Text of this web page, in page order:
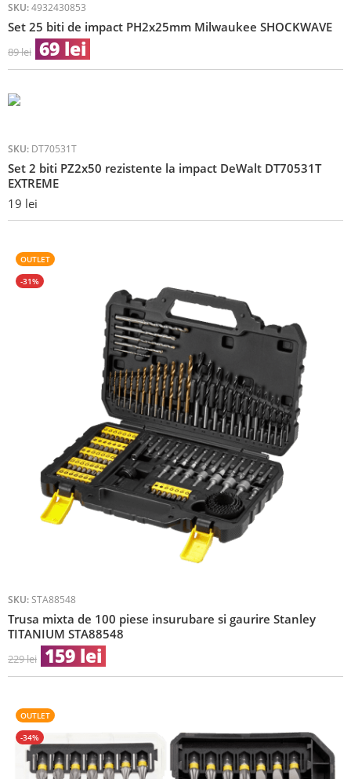
SKU: 4932430853
Set 25 biti de impact PH2x25mm Milwaukee SHOCKWAVE
89lei 69 lei
SKU: DT70531T
Set 2 biti PZ2x50 rezistente la impact DeWalt DT70531T
EXTREME
19 lei
OUTLET
-31%
SKU: STA88548
Trusa mixta de 100 piese insurubare si gaurire Stanley
TITANIUM STA88548
229lei 159 lei
OUTLET
-34%